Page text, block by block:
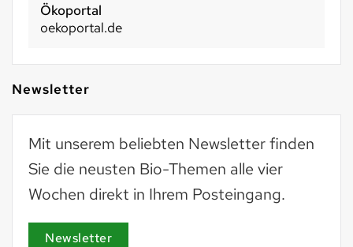
Ökoportal
oekoportal.de
Newsletter
Mit unserem beliebten Newsletter finden
Sie die neusten Bio-Themen alle vier
Wochen direkt in Ihrem Posteingang.
Newsletter